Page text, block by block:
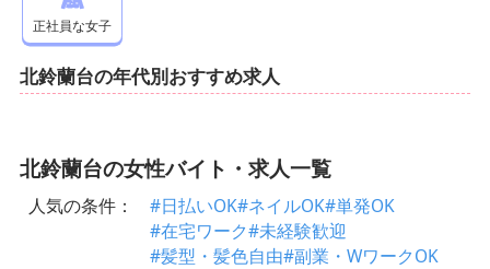
正社員な女子
北鈴蘭台の年代別おすすめ求人
北鈴蘭台の女性バイト・求人一覧
人気の条件： #日払いOK#ネイルOK#単発OK
#在宅ワーク#未経験歓迎
#髪型・髪色自由#副業・WワークOK